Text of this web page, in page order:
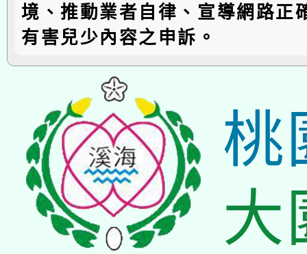
境、推動業者自律、宣導網路正
有害兒少內容之申訴。
桃
大